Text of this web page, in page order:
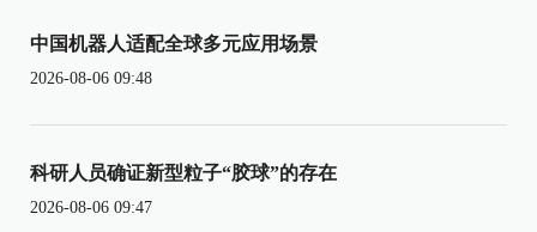
中国机器人适配全球多元应用场景
2026-08-06 09:48
科研人员确证新型粒子“胶球”的存在
2026-08-06 09:47